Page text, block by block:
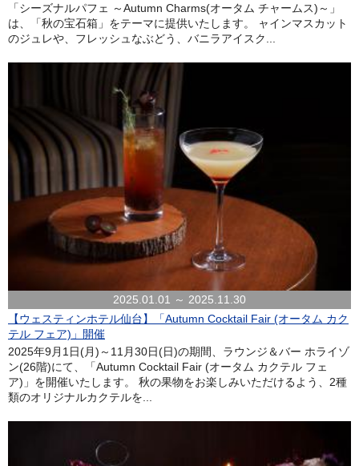
「シーズナルパフェ ～Autumn Charms(オータム チャームス)～」
は、「秋の宝石箱」をテーマに提供いたします。 ャインマスカット
のジュレや、フレッシュなぶどう、バニラアイスク...
2025.01.01 ～ 2025.11.30
【ウェスティンホテル仙台】「Autumn Cocktail Fair (オータム カク
テル フェア)」開催
2025年9月1日(月)～11月30日(日)の期間、ラウンジ＆バー ホライゾ
ン(26階)にて、「Autumn Cocktail Fair (オータム カクテル フェ
ア)」を開催いたします。 秋の果物をお楽しみいただけるよう、2種
類のオリジナルカクテルを...